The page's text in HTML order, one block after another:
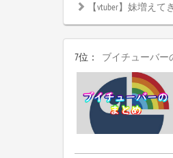
【vtuber】妹増え
7位： ブイチューバー